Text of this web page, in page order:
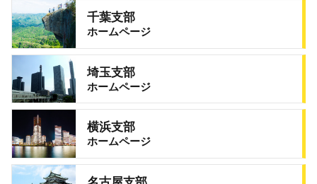
千葉支部
ホームページ
埼玉支部
ホームページ
横浜支部
ホームページ